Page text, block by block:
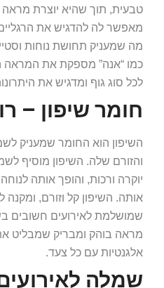
טבעית, תוך שהיא יוצרת
מאפשר לה להדגיש את
מה שמעניק תחושת נוחות
כמו “אנה” מספקת את המראה
לכל סוג גוף ומדגיש את
חומר שיפון –
השיפון הוא החומר שמעניק
והזורם שלה. השיפון מוסיף
יוקרה ורכות, והופך אותה
אותה. השיפון קל וזורם,
שמושלמת לאירועים חשובים
מראה בוהק ומבריק שמבליט
אלגנטיות עם כל צעד.
שמלה